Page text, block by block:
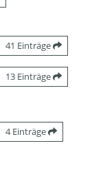
41 Einträge
13 Einträge
4 Einträge